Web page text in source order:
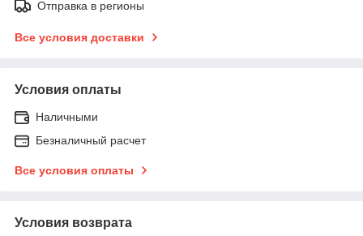
Отправка в регионы
Все условия доставки
Условия оплаты
Наличными
Безналичный расчет
Все условия оплаты
Условия возврата